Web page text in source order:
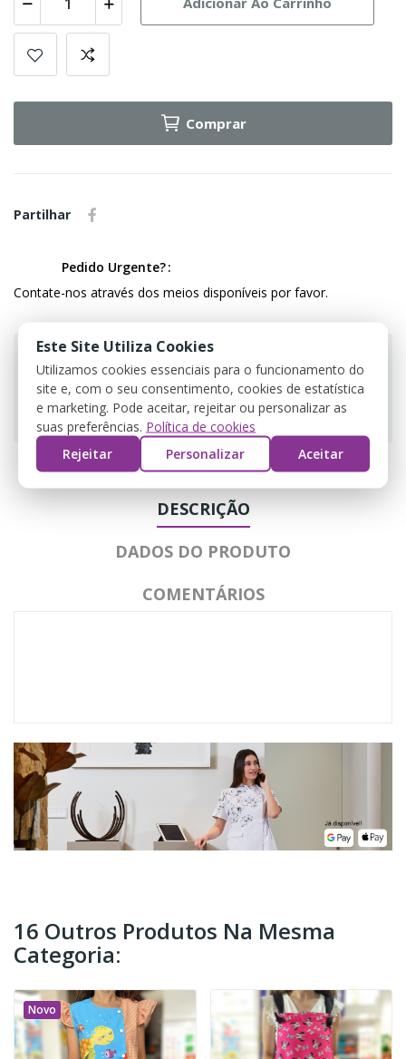
Comprar
Partilhar
Pedido Urgente?
Contate-nos através dos meios disponíveis por favor.
Guarantee safe & secure checkout
DESCRIÇÃO
DADOS DO PRODUTO
COMENTÁRIOS
16 Outros Produtos Na Mesma
Categoria:
Novo
Este Site Utiliza Cookies
Utilizamos cookies essenciais para o funcionamento do
site e, com o seu consentimento, cookies de estatística
e marketing. Pode aceitar, rejeitar ou personalizar as
suas preferências. Política de cookies
Rejeitar
Personalizar Aceitar